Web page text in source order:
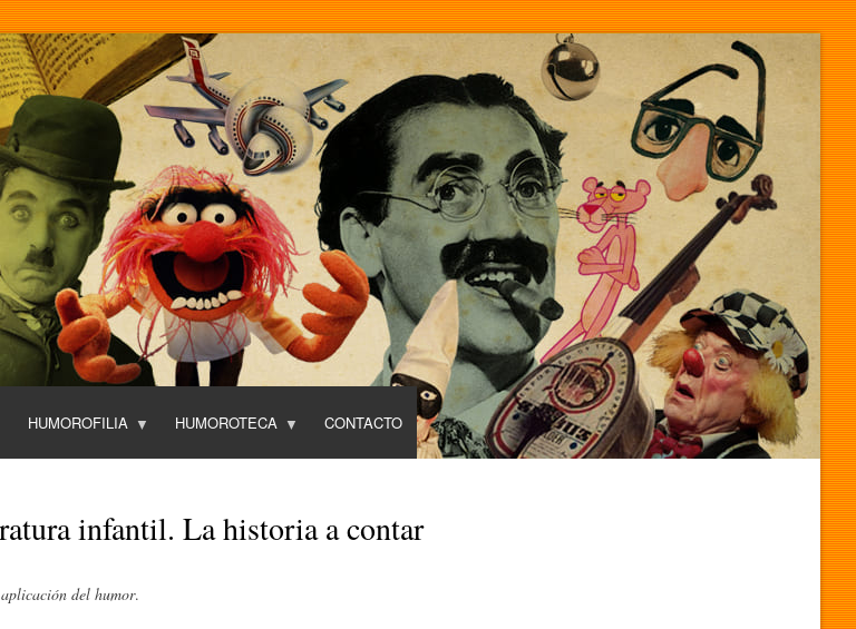
Pasar
al
contenido
principal
HUMOROFILIA
O
HUMOROTECA
P
CONTACTO
infantil. La historia a contar
del humor.